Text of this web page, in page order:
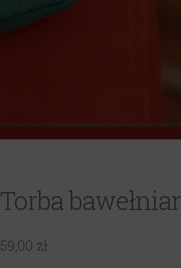
Torba
59,00 zł